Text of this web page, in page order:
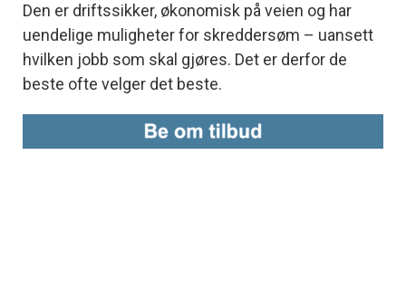
Den er driftssikker, økonomisk på veien og har
uendelige muligheter for skreddersøm – uansett
hvilken jobb som skal gjøres. Det er derfor de
beste ofte velger det beste.